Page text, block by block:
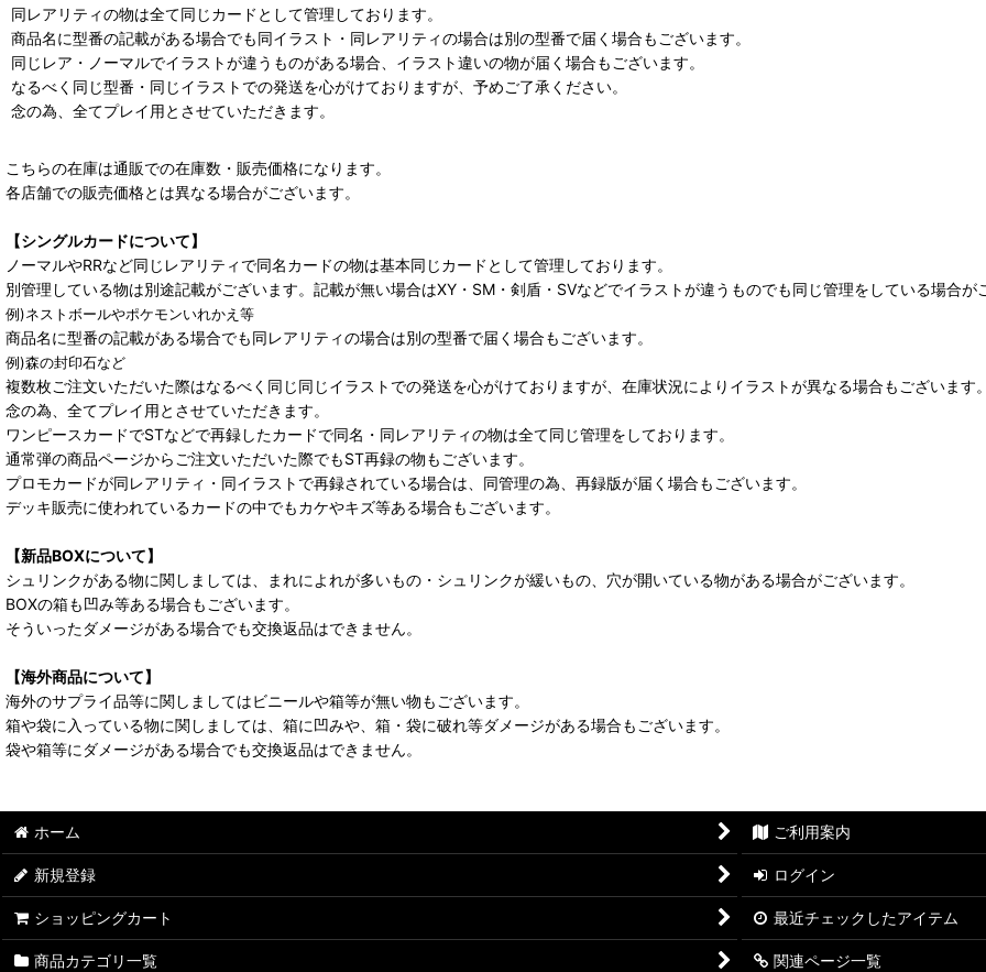
同レアリティの物は全て同じカードとして管理しております。
商品名に型番の記載がある場合でも同イラスト・同レアリティの場合は別の型番で届く場合もございます。
同じレア・ノーマルでイラストが違うものがある場合、イラスト違いの物が届く場合もございます。
なるべく同じ型番・同じイラストでの発送を心がけておりますが、予めご了承ください。
念の為、全てプレイ用とさせていただきます。
こちらの在庫は通販での在庫数・販売価格になります。
各店舗での販売価格とは異なる場合がございます。
【シングルカードについて】
ノーマルやRRなど同じレアリティで同名カードの物は基本同じカードとして管理しております。
別管理している物は別途記載がございます。記載が無い場合はXY・SM・剣盾・SVなどでイラストが違うものでも同じ管理をしている場合が
例)ネストボールやポケモンいれかえ等
商品名に型番の記載がある場合でも同レアリティの場合は別の型番で届く場合もございます。
例)森の封印石など
複数枚ご注文いただいた際はなるべく同じ同じイラストでの発送を心がけておりますが、在庫状況によりイラストが異なる場合もございます。
念の為、全てプレイ用とさせていただきます。
ワンピースカードでSTなどで再録したカードで同名・同レアリティの物は全て同じ管理をしております。
通常弾の商品ページからご注文いただいた際でもST再録の物もございます。
プロモカードが同レアリティ・同イラストで再録されている場合は、同管理の為、再録版が届く場合もございます。
デッキ販売に使われているカードの中でもカケやキズ等ある場合もございます。
【新品BOXについて】
シュリンクがある物に関しましては、まれによれが多いもの・シュリンクが緩いもの、穴が開いている物がある場合がございます。
BOXの箱も凹み等ある場合もございます。
そういったダメージがある場合でも交換返品はできません。
【海外商品について】
海外のサプライ品等に関しましてはビニールや箱等が無い物もございます。
箱や袋に入っている物に関しましては、箱に凹みや、箱・袋に破れ等ダメージがある場合もございます。
袋や箱等にダメージがある場合でも交換返品はできません。
ホーム ご利用案内
新規登録 ログイン
ショッピングカート 最近チェックしたアイテム
商品カテゴリ一覧 関連ページ一覧